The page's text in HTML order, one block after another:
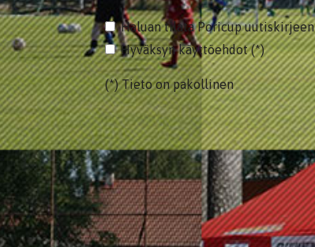
Haluan tilata Poricup uutiskirjeen
Hyväksyn käyttöehdot (*)
(*) Tieto on pakollinen